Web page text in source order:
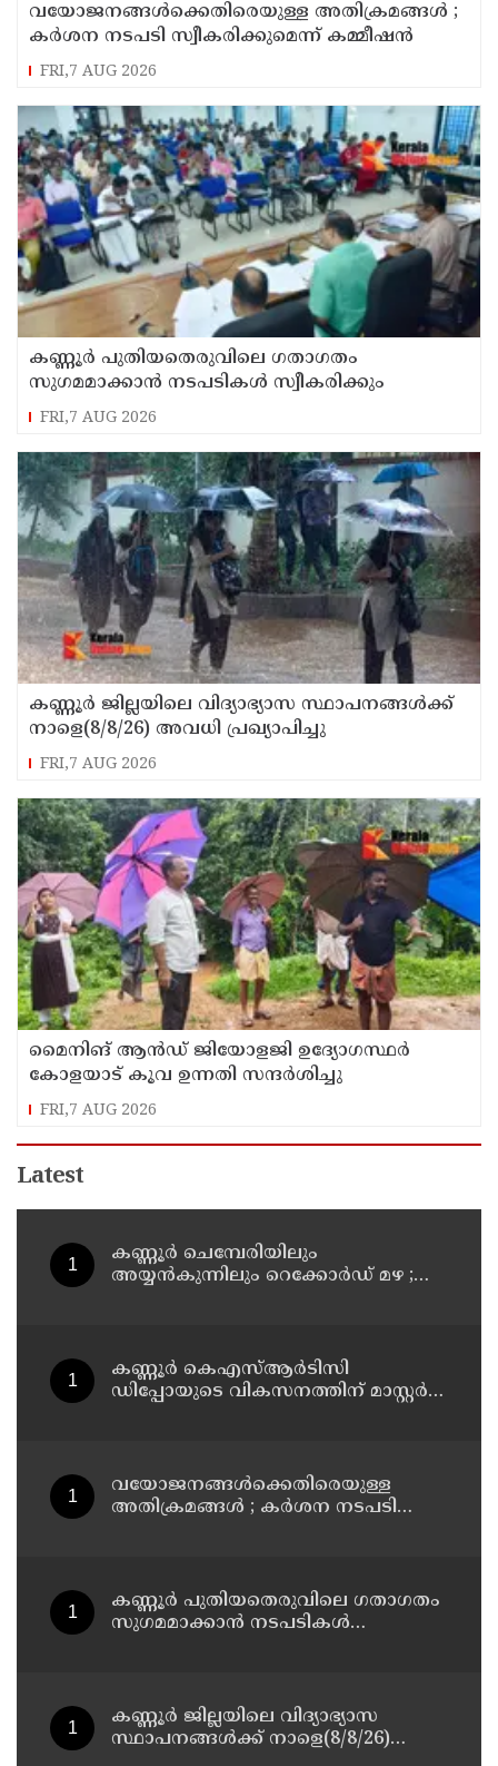
വയോജനങ്ങൾക്കെതിരെയുള്ള അതിക്രമങ്ങൾ ;
കർശന നടപടി സ്വീകരിക്കുമെന്ന് കമ്മീഷൻ
FRI,7 AUG 2026
കണ്ണൂർ പുതിയതെരുവിലെ ഗതാഗതം
സുഗമമാക്കാന്‍ നടപടികള്‍ സ്വീകരിക്കും
FRI,7 AUG 2026
കണ്ണൂർ ജില്ലയിലെ വിദ്യാഭ്യാസ സ്ഥാപനങ്ങള്‍ക്ക്
നാളെ(8/8/26) അവധി പ്രഖ്യാപിച്ചു
FRI,7 AUG 2026
മൈനിങ് ആൻഡ്​ ജിയോളജി ഉദ്യോഗസ്ഥർ
കോളയാട് കൂവ ഉന്നതി സന്ദർശിച്ചു
FRI,7 AUG 2026
Latest
കണ്ണൂർ ചെമ്പേരിയിലും
അയ്യൻകുന്നിലും റെക്കോർഡ് മഴ ;
കണ്ണൂർ കെഎസ്ആർടിസി
ഡിപ്പോയുടെ വികസനത്തിന് മാസ്റ്റർ
വയോജനങ്ങൾക്കെതിരെയുള്ള
അതിക്രമങ്ങൾ ; കർശന നടപടി
കണ്ണൂർ പുതിയതെരുവിലെ ഗതാഗതം
സുഗമമാക്കാന്‍ നടപടികള്‍
കണ്ണൂർ ജില്ലയിലെ വിദ്യാഭ്യാസ
സ്ഥാപനങ്ങള്‍ക്ക് നാളെ(8/8/26)